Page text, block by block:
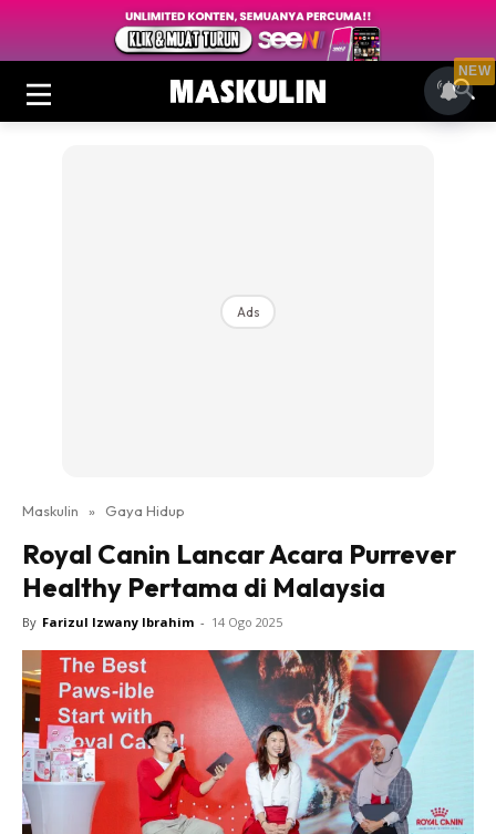
Ads
Maskulin » Gaya Hidup
Royal Canin Lancar Acara Purrever
Healthy Pertama di Malaysia
By Farizul Izwany Ibrahim - 14 Ogo 2025
NEW